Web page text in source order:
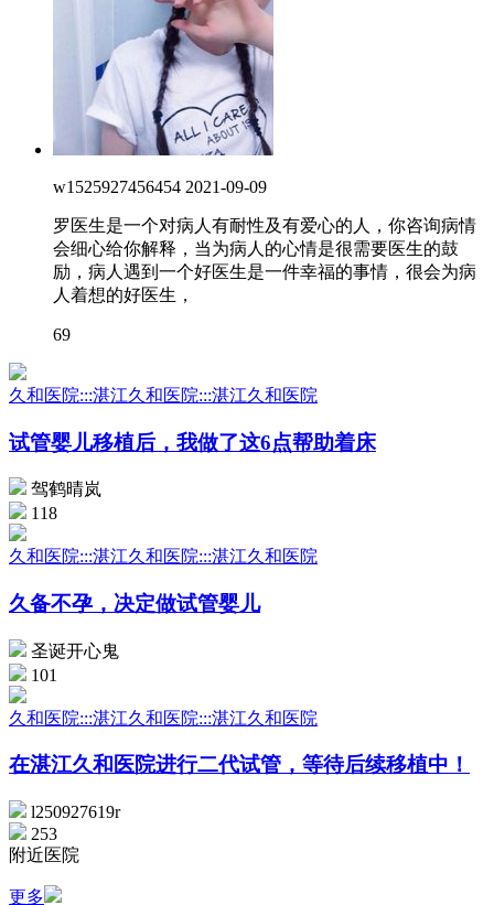
w1525927456454 2021-09-09
罗医生是一个对病人有耐性及有爱心的人，你咨询病情
会细心给你解释，当为病人的心情是很需要医生的鼓
励，病人遇到一个好医生是一件幸福的事情，很会为病
人着想的好医生，
69
久和医院:::湛江久和医院:::湛江久和医院
试管婴儿移植后，我做了这6点帮助着床
驾鹤晴岚
118
久和医院:::湛江久和医院:::湛江久和医院
久备不孕，决定做试管婴儿
圣诞开心鬼
101
久和医院:::湛江久和医院:::湛江久和医院
在湛江久和医院进行二代试管，等待后续移植中！
l250927619r
253
附近医院
更多